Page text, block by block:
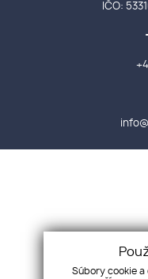
IČO:
Súbory cookie